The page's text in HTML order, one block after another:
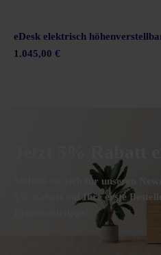
eDesk elektrisch
1.045,00 €
Jetzt 5% Rabatt
Melden Sie sich für unseren
5% Rabatt auf Ihre erste